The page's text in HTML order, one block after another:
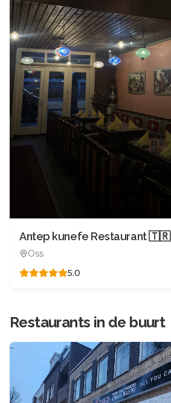
Antep kunefe Restaurant 🇹🇷
Oss
5.0
Restaurants in de buurt